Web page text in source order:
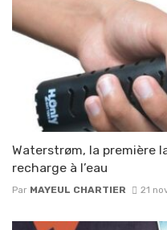
Waterstrøm, la première
recharge à l’eau
Par MAYEUL CHARTIER 21